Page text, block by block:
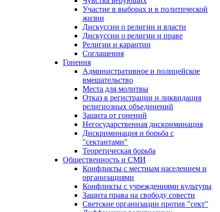
Участие в выборах и в политической
жизни
Дискуссии о религии и власти
Дискуссии о религии и праве
Религии и карантин
Соглашения
Гонения
Административное и полицейское
вмешательство
Места для молитвы
Отказ в регистрации и ликвидация
религиозных объединений
Защита от гонений
Негосударственная дискриминация
Дискриминация и борьба с
"сектантами"
Теоретическая борьба
Общественность и СМИ
Конфликты с местным населением и
организациями
Конфликты с учреждениями культуры
Защита права на свободу совести
Светские организации против "сект"